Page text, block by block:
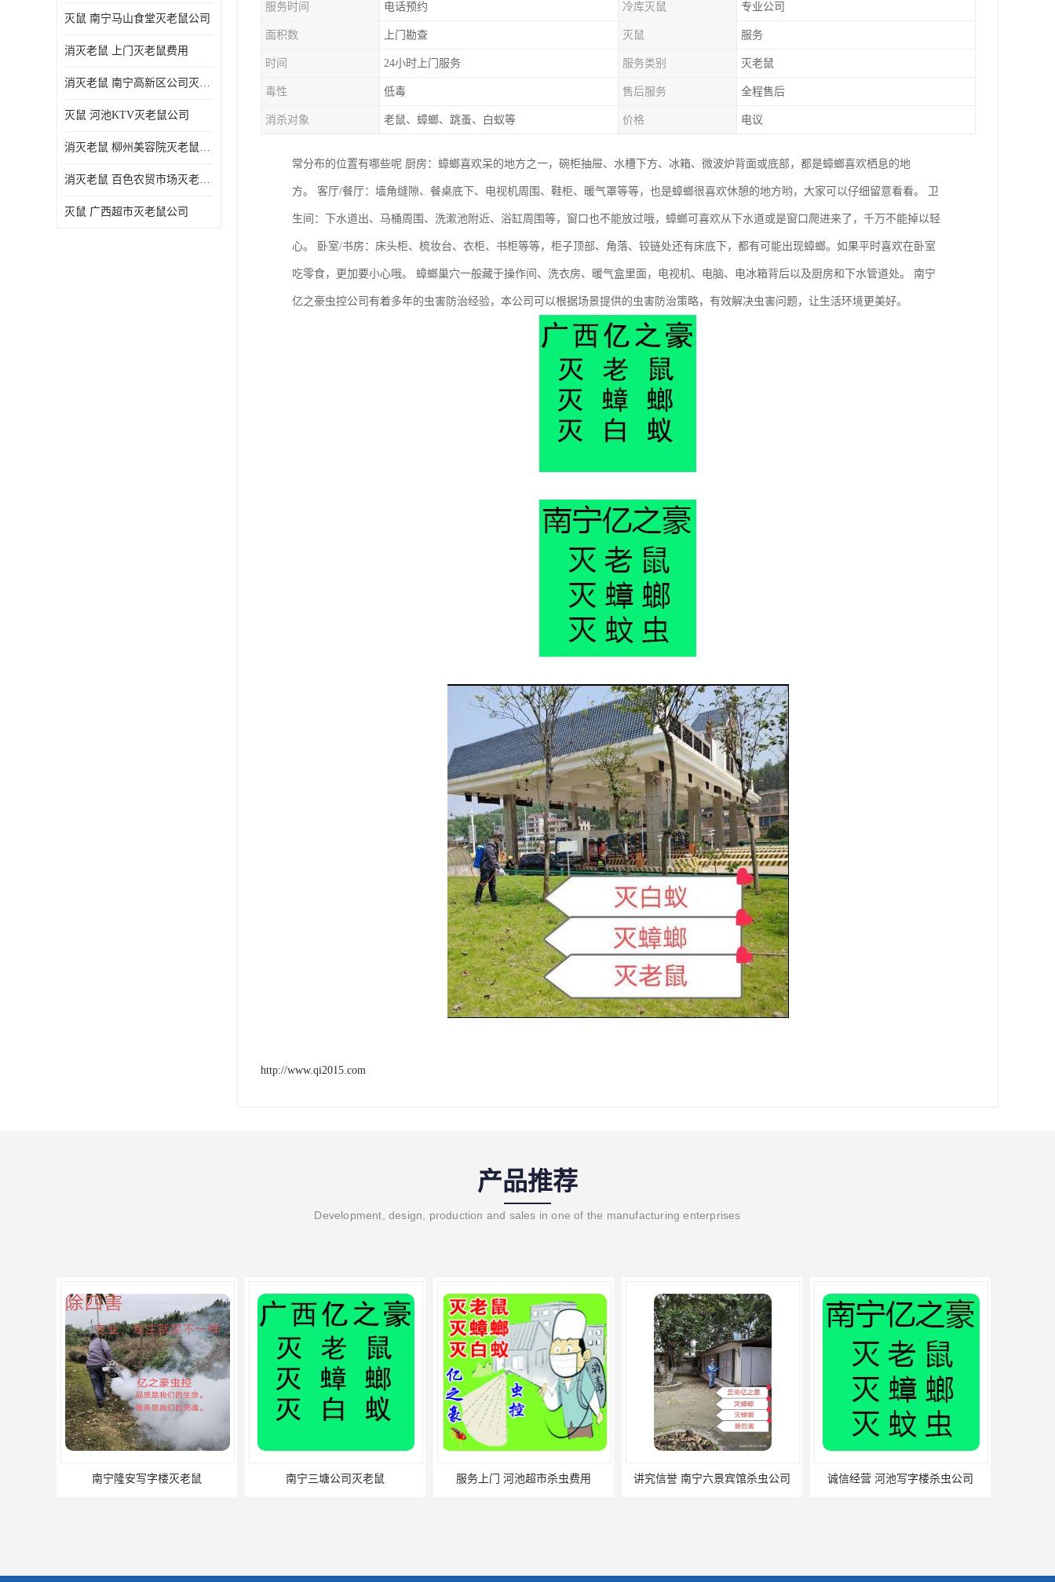
灭鼠 南宁马山食堂灭老鼠公司
消灭老鼠 上门灭老鼠费用
消灭老鼠 南宁高新区公司灭老鼠
灭鼠 河池KTV灭老鼠公司
消灭老鼠 柳州美容院灭老鼠费用
消灭老鼠 百色农贸市场灭老鼠公司
灭鼠 广西超市灭老鼠公司
服务时间 电话预约 冷库灭鼠 专业公司
面积数 上门勘查 灭鼠 服务
时间 24小时上门服务 服务类别 灭老鼠
毒性 低毒 售后服务 全程售后
消杀对象 老鼠、蟑螂、跳蚤、白蚁等 价格 电议
常分布的位置有哪些呢 厨房：蟑螂喜欢呆的地方之一，碗柜抽屉、水槽下方、冰箱、微波炉背面或底部，都是蟑螂喜欢栖息的地
方。 客厅/餐厅：墙角缝隙、餐桌底下、电视机周围、鞋柜、暖气罩等等，也是蟑螂很喜欢休憩的地方哟，大家可以仔细留意看看。 卫
生间：下水道出、马桶周围、洗漱池附近、浴缸周围等，窗口也不能放过哦，蟑螂可喜欢从下水道或是窗口爬进来了，千万不能掉以轻
心。 卧室/书房：床头柜、梳妆台、衣柜、书柜等等，柜子顶部、角落、铰链处还有床底下，都有可能出现蟑螂。如果平时喜欢在卧室
吃零食，更加要小心哦。 蟑螂巢穴一般藏于操作间、洗衣房、暖气盒里面，电视机、电脑、电冰箱背后以及厨房和下水管道处。 南宁
亿之豪虫控公司有着多年的虫害防治经验，本公司可以根据场景提供的虫害防治策略，有效解决虫害问题，让生活环境更美好。
http://www.qi2015.com
产品推荐
Development, design, production and sales in one of the manufacturing enterprises
南宁隆安写字楼灭老鼠 南宁三塘公司灭老鼠 服务上门 河池超市杀虫费用 讲究信誉 南宁六景宾馆杀虫公司 诚信经营 河池写字楼杀虫公司